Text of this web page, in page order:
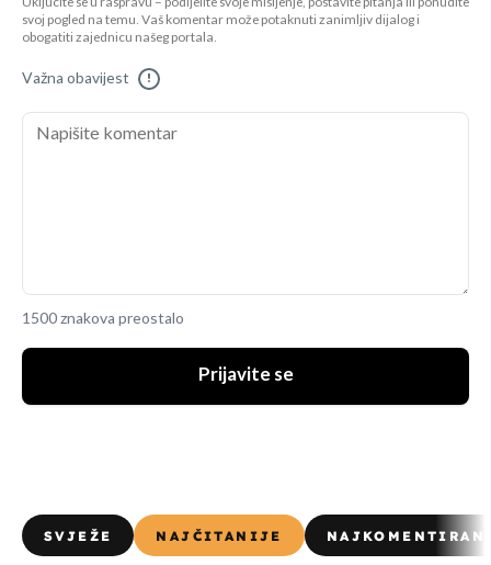
svoj pogled na temu. Vaš komentar može potaknuti zanimljiv dijalog i
obogatiti zajednicu našeg portala.
Važna obavijest !
1500 znakova preostalo
Prijavite se
SVJEŽE NAJČITANIJE